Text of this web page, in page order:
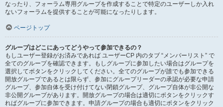
なったり、フォーラム専用グループを作成することで特定のユーザーしか入れ
ないフォーラムを提供することが可能になったりします。
ページトップ
グループはどこにあってどうやって参加できるの？
もしユーザー登録がお済みであれば ユーザーCP 内のタブ “メンバーリスト” で
全てのグループを確認できます。もしグループに参加したい場合はグループを
選択してボタンをクリックしてください。全てのグループが誰でも参加できる
開放グループであるとは限らず、参加にグループリーダーの承認が必要な申請
グループ、参加自体を受け付けてない閉鎖グループ、グループ自体が非公開な
非公開グループがあります。開放グループの場合は適切にボタンをクリックす
ればグループに参加できます。申請グループの場合も適切にボタンをクリック